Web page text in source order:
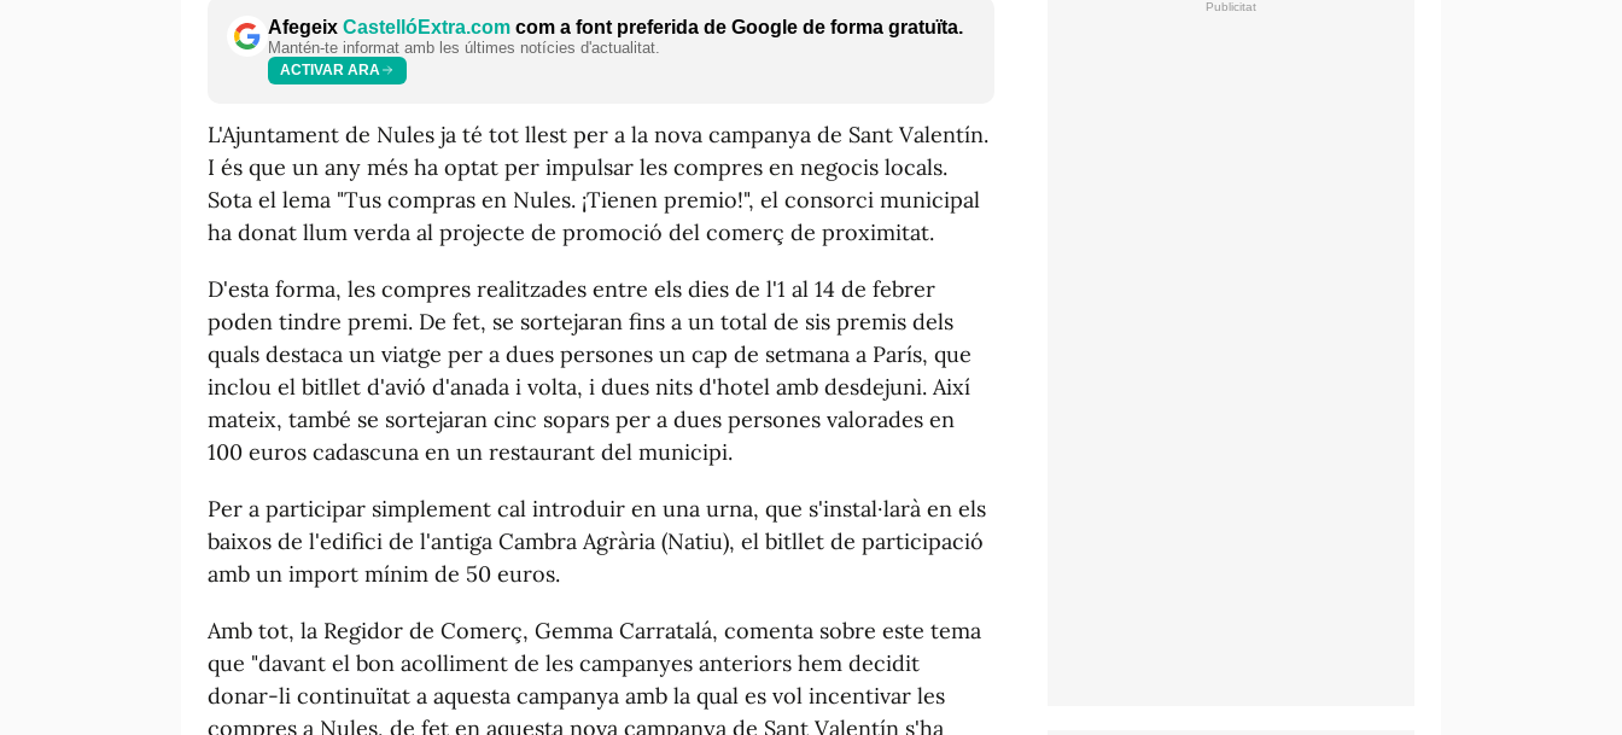
Afegeix CastellóExtra.com com a font preferida de Google de forma gratuïta.
Mantén-te informat amb les últimes notícies d'actualitat.
ACTIVAR ARA
L'Ajuntament de Nules ja té tot llest per a la nova campanya de Sant Valentín.
I és que un any més ha optat per impulsar les compres en negocis locals.
Sota el lema "Tus compras en Nules. ¡Tienen premio!", el consorci municipal
ha donat llum verda al projecte de promoció del comerç de proximitat.
D'esta forma, les compres realitzades entre els dies de l'1 al 14 de febrer
poden tindre premi. De fet, se sortejaran fins a un total de sis premis dels
quals destaca un viatge per a dues persones un cap de setmana a París, que
inclou el bitllet d'avió d'anada i volta, i dues nits d'hotel amb desdejuni. Així
mateix, també se sortejaran cinc sopars per a dues persones valorades en
100 euros cadascuna en un restaurant del municipi.
Per a participar simplement cal introduir en una urna, que s'instal·larà en els
baixos de l'edifici de l'antiga Cambra Agrària (Natiu), el bitllet de participació
amb un import mínim de 50 euros.
Amb tot, la Regidor de Comerç, Gemma Carratalá, comenta sobre este tema
que "davant el bon acolliment de les campanyes anteriors hem decidit
donar-li continuïtat a aquesta campanya amb la qual es vol incentivar les
compres a Nules, de fet en aquesta nova campanya de Sant Valentín s'ha